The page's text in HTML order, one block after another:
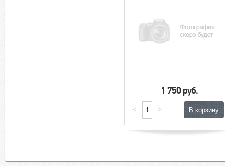
1 750 руб.
< >